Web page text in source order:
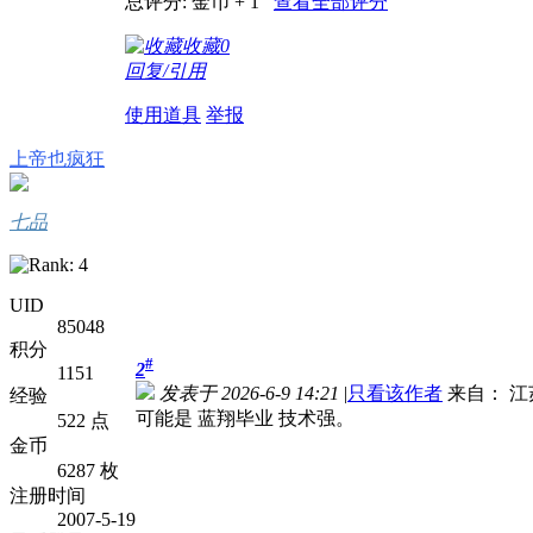
收藏0
回复/引用
使用道具 举报
上帝也疯狂
七品
UID
85048
积分
1151
经验
522 点
金币
6287 枚
注册时间
2007-5-19
2#
发表于 2026-6-9 14:21 |只看该作者 来自：
可能是 蓝翔毕业 技术强。